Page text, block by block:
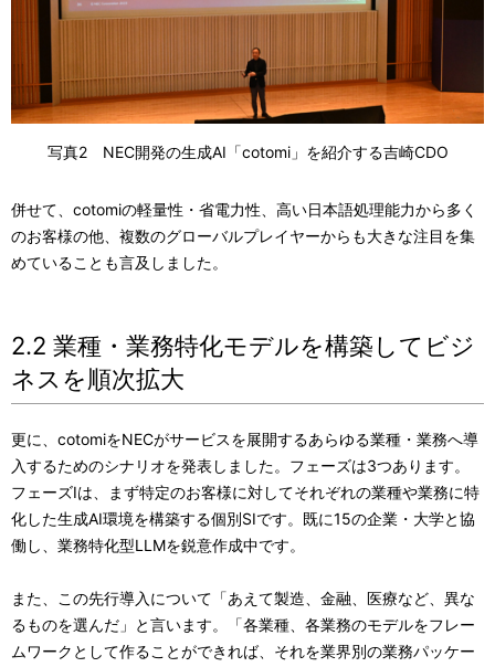
写真2 NEC開発の生成AI「cotomi」を紹介する吉崎CDO
併せて、cotomiの軽量性・省電力性、高い日本語処理能力から多く
のお客様の他、複数のグローバルプレイヤーからも大きな注目を集
めていることも言及しました。
2.2 業種・業務特化モデルを構築してビジ
ネスを順次拡大
更に、cotomiをNECがサービスを展開するあらゆる業種・業務へ導
入するためのシナリオを発表しました。フェーズは3つあります。
フェーズⅠは、まず特定のお客様に対してそれぞれの業種や業務に特
化した生成AI環境を構築する個別SIです。既に15の企業・大学と協
働し、業務特化型LLMを鋭意作成中です。
また、この先行導入について「あえて製造、金融、医療など、異な
るものを選んだ」と言います。「各業種、各業務のモデルをフレー
ムワークとして作ることができれば、それを業界別の業務パッケー